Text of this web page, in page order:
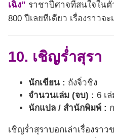
เฉิง” ราชาปีศาจที่สนใจในตั
800 ปีเลยทีเดียว เรื่องราวจ
10. เชิญร่ำสุรา
นักเขียน : ถังจิ่วชิง
จำนวนเล่ม (จบ) : 6 เ
นักแปล / สำนักพิมพ์ :
เชิญร่ำสุราบอกเล่าเรื่องราว